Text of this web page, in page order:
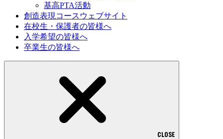
基高PTA活動
創造表現コースウェブサイト
在校生・保護者の皆様へ
入学希望の皆様へ
卒業生の皆様へ
CLOSE